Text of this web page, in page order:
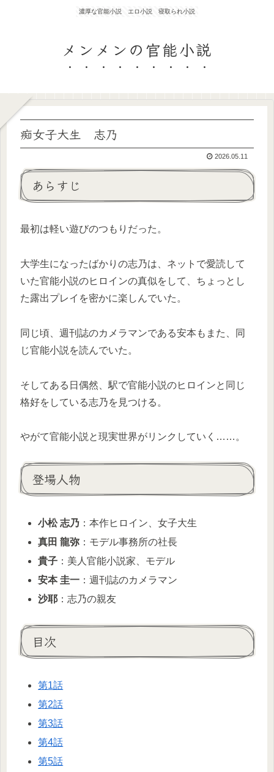
濃厚な官能小説 エロ小説 寝取られ小説
メンメンの官能小説
痴女子大生 志乃
2026.05.11
あらすじ
最初は軽い遊びのつもりだった。
大学生になったばかりの志乃は、ネットで愛読して
いた官能小説のヒロインの真似をして、ちょっとし
た露出プレイを密かに楽しんでいた。
同じ頃、週刊誌のカメラマンである安本もまた、同
じ官能小説を読んでいた。
そしてある日偶然、駅で官能小説のヒロインと同じ
格好をしている志乃を見つける。
やがて官能小説と現実世界がリンクしていく……。
登場人物
小松 志乃 ：本作ヒロイン、女子大生
真田 龍弥 ：モデル事務所の社長
貴子 ：美人官能小説家、モデル
安本 圭一 ：週刊誌のカメラマン
沙耶 ：志乃の親友
目次
第1話
第2話
第3話
第4話
第5話